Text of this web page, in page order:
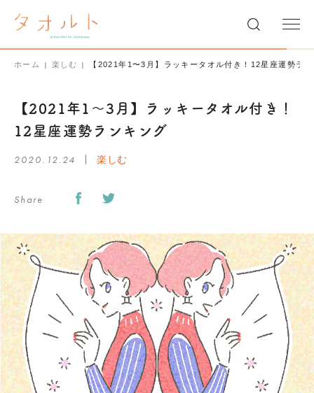
ホーム 楽しむ 【2021年1〜3月】ラッキータオル付き！12星座運勢ラ
【2021年1〜3月】ラッキータオル付き！
12星座運勢ランキング
2020.12.24 楽しむ
Share